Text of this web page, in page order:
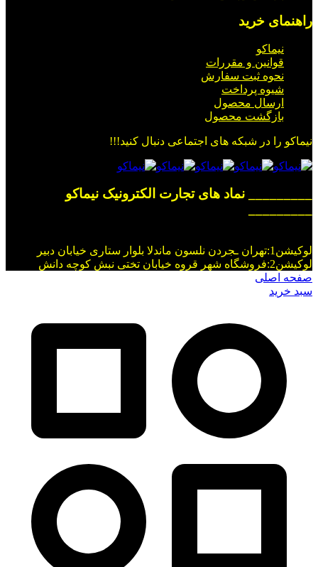
راهنمای خرید
نیماکو
قوانین و مقررات
نحوه ثبت سفارش
شیوه پرداخت
ارسال محصول
بازگشت محصول
نیماکو را در شبکه های اجتماعی دنبال کنید!!!
_________ نماد های تجارت الکترونیک نیماکو
لوکیشن1:تهران ـجردن نلسون ماندلا بلوار ستاری خیابان دبیر
لوکیشن2:فروشگاه شهر قروه خیابان تختی نبش کوچه دانش
صفحه اصلی
سبد خرید